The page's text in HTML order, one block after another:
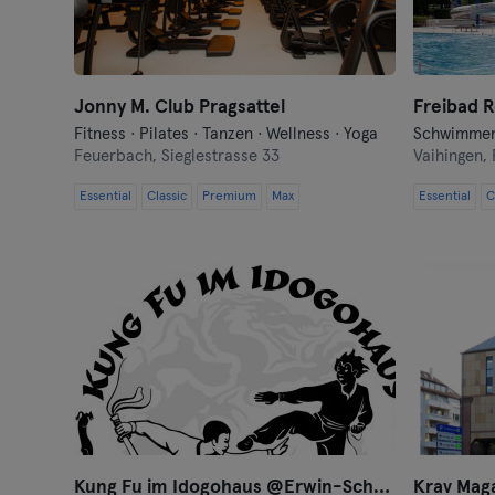
Jonny M. Club Pragsattel
Fitness · Pilates · Tanzen · Wellness · Yoga
Feuerbach,Sieglestrasse 33
Essential Classic Premium Max
Freibad
Vaihingen,
Essential
Kung Fu im Idogohaus @Erwin-Schoettle-Platz